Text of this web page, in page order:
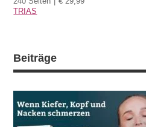
TRIAS
Beiträge